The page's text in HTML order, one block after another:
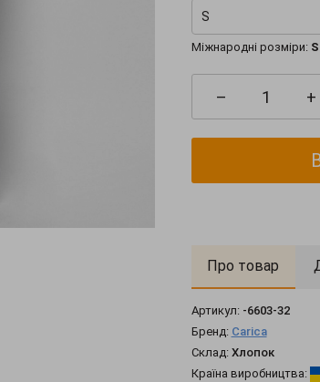
S
Міжнародні розміри:
– +
Про товар
Артикул: -6603-32
Бренд: Carica
Склад: Хлопок
Країна виробництва: